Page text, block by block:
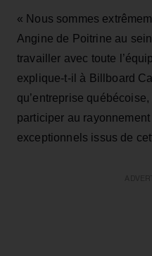
« Nous sommes
Angine de Poitrine au
travailler avec toute
explique-t-il à Billboard
qu’entreprise
participer au
exceptionnels issus de